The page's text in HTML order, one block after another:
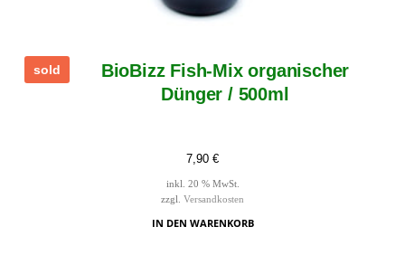
sold
BioBizz Fish-Mix organischer
Dünger / 500ml
7,90 €
inkl. 20 % MwSt.
zzgl. Versandkosten
IN DEN WARENKORB